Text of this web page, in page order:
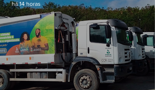
há 14 horas